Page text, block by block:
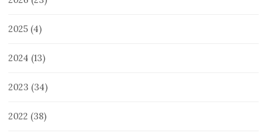
2025 (4)
2024 (13)
2023 (34)
2022 (38)